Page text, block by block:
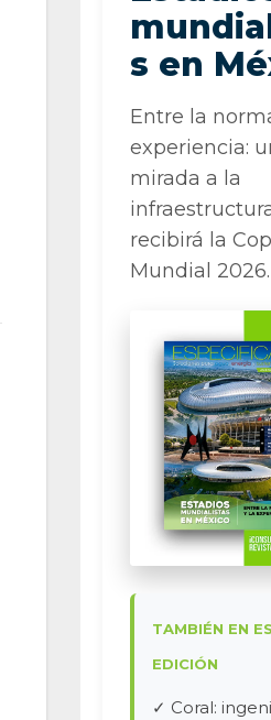
s en
Entre la
experiencia:
mirada a la
recibirá la
Mundial 2026.
TAMBIÉN EN
EDICIÓN
✓ Coral: